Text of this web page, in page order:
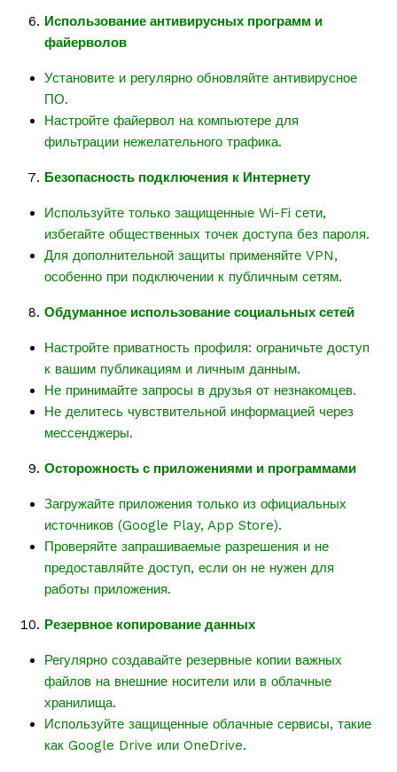
Использование антивирусных программ и
файерволов
Установите и регулярно обновляйте антивирусное
ПО.
Настройте файервол на компьютере для
фильтрации нежелательного трафика.
Безопасность подключения к Интернету
Используйте только защищенные Wi-Fi сети,
избегайте общественных точек доступа без пароля.
Для дополнительной защиты применяйте VPN,
особенно при подключении к публичным сетям.
Обдуманное использование социальных сетей
Настройте приватность профиля: ограничьте доступ
к вашим публикациям и личным данным.
Не принимайте запросы в друзья от незнакомцев.
Не делитесь чувствительной информацией через
мессенджеры.
Осторожность с приложениями и программами
Загружайте приложения только из официальных
источников (Google Play, App Store).
Проверяйте запрашиваемые разрешения и не
предоставляйте доступ, если он не нужен для
работы приложения.
Резервное копирование данных
Регулярно создавайте резервные копии важных
файлов на внешние носители или в облачные
хранилища.
Используйте защищенные облачные сервисы, такие
как Google Drive или OneDrive.